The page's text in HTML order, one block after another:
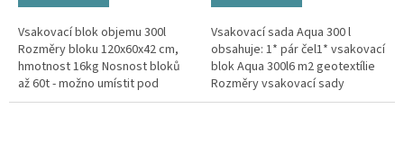
hvězdiček.
Vsakovací blok objemu 300l
Rozměry bloku 120x60x42 cm,
hmotnost 16kg Nosnost bloků
až 60t - možno umístit pod
parkovací stání, komunikace,
hvězdiček.
Vsakovací sada Aqua 300 l
obsahuje: 1* pár čel1* vsakovací
blok Aqua 300l6 m2 geotextílie
Rozměry vsakovací sady
120x80x52 cm Nosnost bloků až